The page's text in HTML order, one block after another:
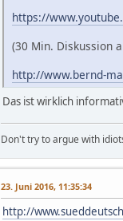
https://
(30 Min. Diskussion
http://www.bernd-
Das ist wirklich
Don't try to argue with
23. Juni 2016, 11:35:34
http://